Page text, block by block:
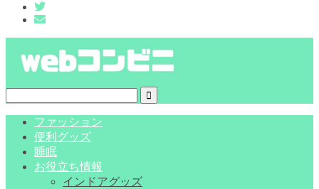
ファッション
便利グッズ
睡眠
お役立ち情報
インドアグッズ